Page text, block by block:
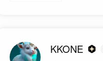
KKONE